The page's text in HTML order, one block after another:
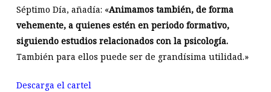
Séptimo Día, añadía: «Animamos también, de forma
vehemente, a quienes estén en periodo formativo,
siguiendo estudios relacionados con la psicología.
También para ellos puede ser de grandísima utilidad.»
Descarga el cartel